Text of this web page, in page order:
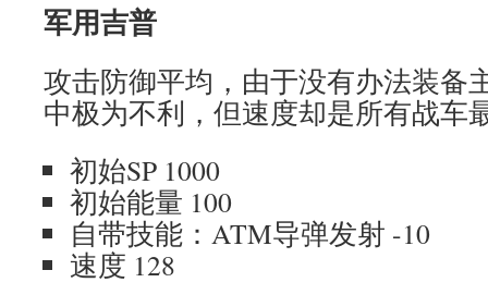
军用吉普
攻击防御平均，由于没有办法装备
中极为不利，但速度却是所有战车
初始SP 1000
初始能量 100
自带技能：ATM导弹发射 -10
速度 128